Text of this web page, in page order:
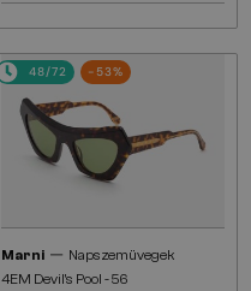
48/72 -53%
Marni — Napszemüvegek
4EM Devil's Pool - 56